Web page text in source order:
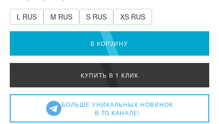
L RUS M RUS S RUS XS RUS
В КОРЗИНУ
КУПИТЬ В 1 КЛИК
БОЛЬШЕ УНИКАЛЬНЫХ НОВИНОК
В TG КАНАЛЕ!